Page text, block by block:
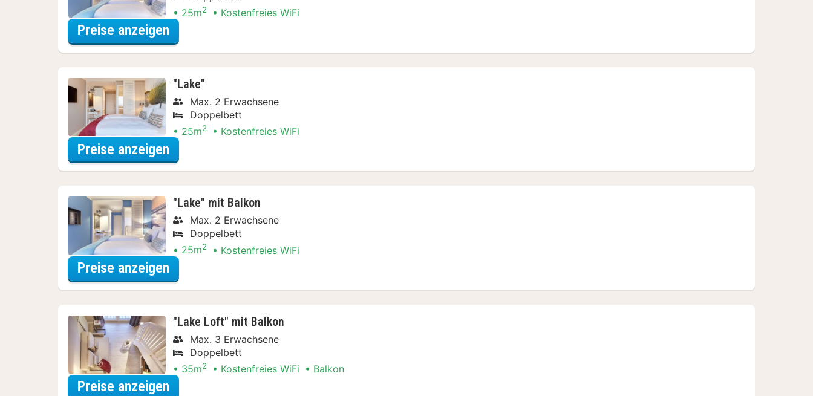
25m2 Kostenfreies WiFi
Preise anzeigen
"Lake"
Max. 2 Erwachsene
Doppelbett
25m2 Kostenfreies WiFi
Preise anzeigen
"Lake" mit Balkon
Max. 2 Erwachsene
Doppelbett
25m2 Kostenfreies WiFi
Preise anzeigen
"Lake Loft" mit Balkon
Max. 3 Erwachsene
Doppelbett
35m2 Kostenfreies WiFi Balkon
Preise anzeigen